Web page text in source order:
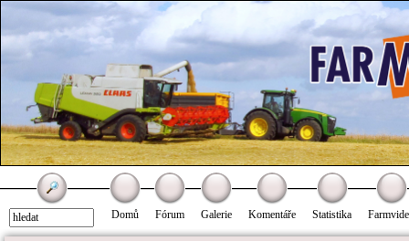
Domů Fórum Galerie Komentáře Statistika